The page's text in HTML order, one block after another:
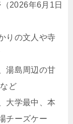
2026年6月1日
りの文人や寺
湯島周辺の甘
ど
大学最中、本
チーズケー